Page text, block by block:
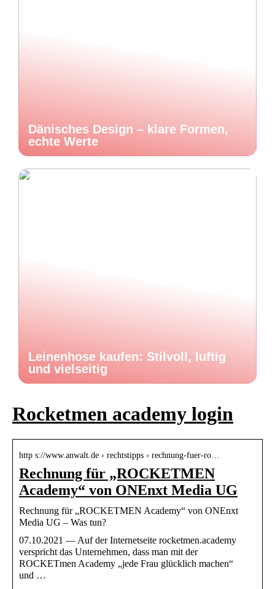
Dänisches Design – klare Formen,
echte Werte
Leinenhose kaufen: Stilvoll, luftig
und vielseitig
Rocketmen academy login
http s://www.anwalt.de › rechtstipps › rechnung-fuer-ro…
Rechnung für „ROCKETMEN
Academy“ von ONEnxt Media UG
Rechnung für „ROCKETMEN Academy“ von ONEnxt
Media UG – Was tun?
07.10.2021 — Auf der Internetseite rocketmen.academy
verspricht das Unternehmen, dass man mit der
ROCKETmen Academy „jede Frau glücklich machen“
und …